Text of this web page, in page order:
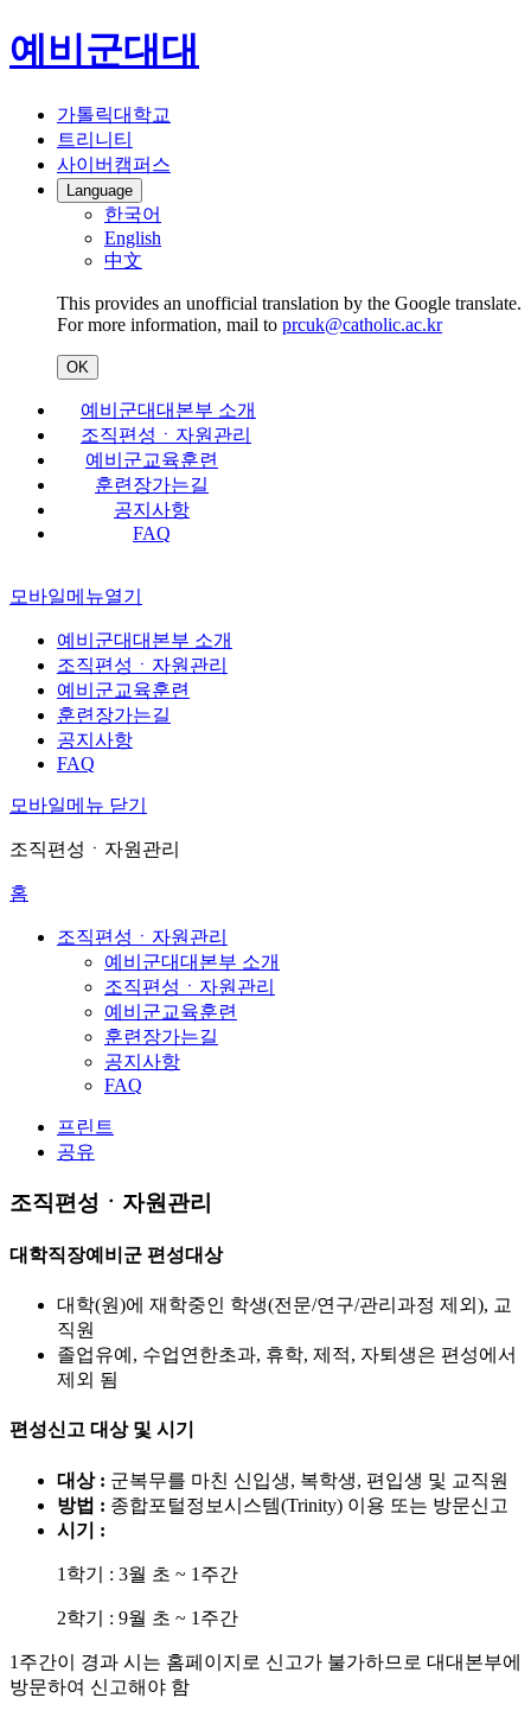
예비군대대
가톨릭대학교
트리니티
사이버캠퍼스
Language
한국어
English
中文
This provides an unofficial translation by the Google translate.
For more information, mail to prcuk@catholic.ac.kr
OK
예비군대대본부 소개
조직편성ㆍ자원관리
예비군교육훈련
훈련장가는길
공지사항
FAQ
모바일메뉴열기
예비군대대본부 소개
조직편성ㆍ자원관리
예비군교육훈련
훈련장가는길
공지사항
FAQ
모바일메뉴 닫기
조직편성ㆍ자원관리
홈
조직편성ㆍ자원관리
예비군대대본부 소개
조직편성ㆍ자원관리
예비군교육훈련
훈련장가는길
공지사항
FAQ
프린트
공유
조직편성ㆍ자원관리
대학직장예비군 편성대상
대학(원)에 재학중인 학생(전문/연구/관리과정 제외), 교
직원
졸업유예, 수업연한초과, 휴학, 제적, 자퇴생은 편성에서
제외 됨
편성신고 대상 및 시기
대상 : 군복무를 마친 신입생, 복학생, 편입생 및 교직원
방법 : 종합포털정보시스템(Trinity) 이용 또는 방문신고
시기 :
1학기 : 3월 초 ~ 1주간
2학기 : 9월 초 ~ 1주간
1주간이 경과 시는 홈페이지로 신고가 불가하므로 대대본부에
방문하여 신고해야 함